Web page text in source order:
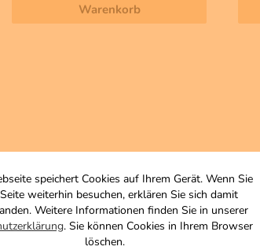
speichert Cookies auf Ihrem Gerät. Wenn Sie
weiterhin besuchen, erklären Sie sich damit
Weitere Informationen finden Sie in unserer
. Sie können Cookies in Ihrem Browser
löschen.
Warenkorb